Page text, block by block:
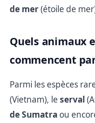
de mer(étoile de
Quels animaux
commencent
Parmi les espèces
(Vietnam), le serval
de Sumatra ou